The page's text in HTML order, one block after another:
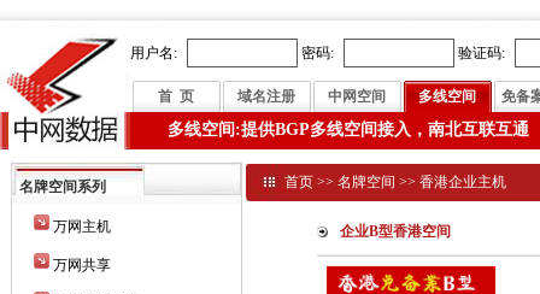
用户名: 密码: 验证码:
首 页 域名注册 中网空间 多线空间 免备
多线空间:提供BGP多线空间接入，南北互联互通
名牌空间系列
万网主机
万网共享
首页 >>名牌空间 >>香港企业主机
企业B型香港空间